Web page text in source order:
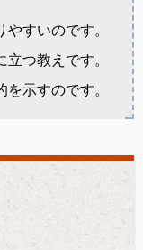
すいのです。
つ教えです。
示すのです。